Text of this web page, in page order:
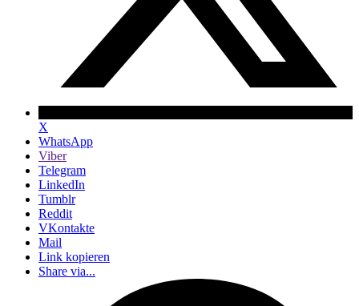
X
WhatsApp
Viber
Telegram
LinkedIn
Tumblr
Reddit
VKontakte
Mail
Link kopieren
Share via...